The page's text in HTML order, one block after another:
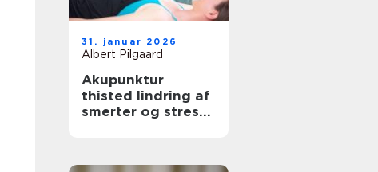
31. januar 2026
Albert Pilgaard
Akupunktur
thisted lindring af
smerter og stress